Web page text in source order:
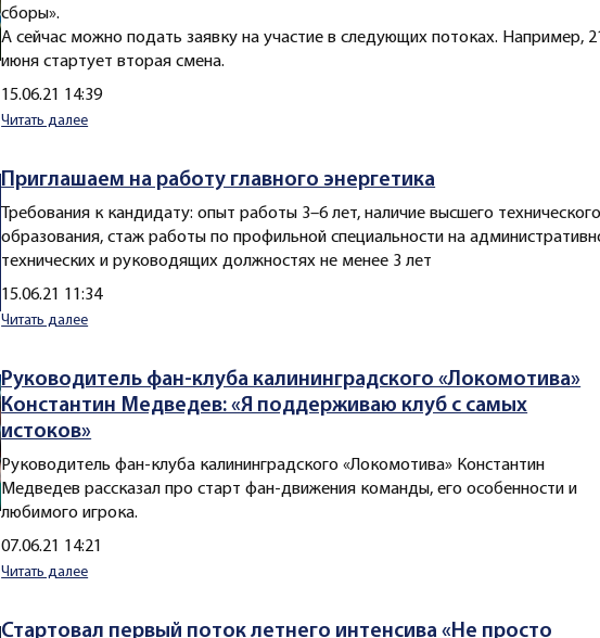
сборы».
А сейчас можно подать заявку на участие в следующих потоках. Например,
июня стартует вторая смена.
Создано
15.06.21 14:39
Читать далее
Приглашаем на работу главного энергетика
Требования к кандидату: опыт работы 3–6 лет, наличие высшего
образования, стаж работы по профильной специальности на
технических и руководящих должностях не менее 3 лет
Создано
15.06.21 11:34
Читать далее
Руководитель фан-клуба калининградского «Локомотива»
Константин Медведев: «Я поддерживаю клуб с самых
истоков»
Руководитель фан-клуба калининградского «Локомотива» Константин
Медведев рассказал про старт фан-движения команды, его особенности и
любимого игрока.
Создано
07.06.21 14:21
Читать далее
Стартовал первый поток летнего интенсива «Не просто